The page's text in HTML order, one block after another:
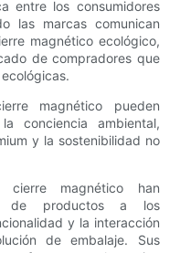
entre los consumidores
las marcas comunican
magnético ecológico,
de compradores que
magnético pueden
conciencia ambiental,
y la sostenibilidad no
magnético han
de productos a los
y la interacción
de embalaje. Sus